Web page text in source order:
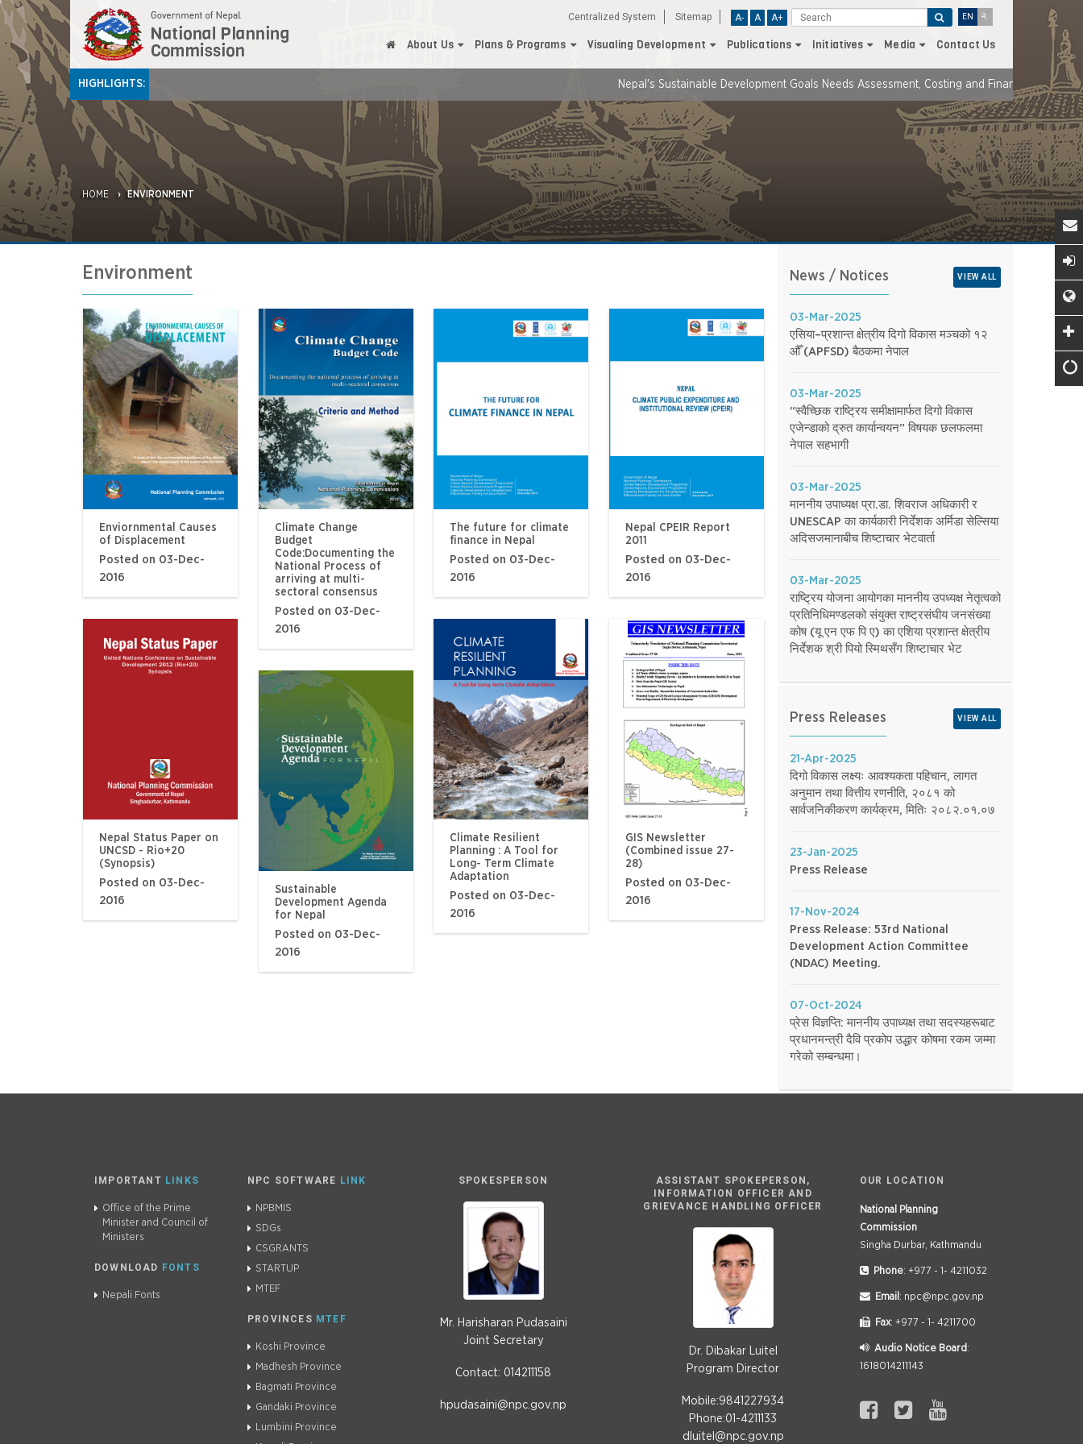
About Us Plans & Programs Visualing Development Publications Initiatives Media Contact Us
Centralized System Sitemap A- A A+ EN ने.
HIGHLIGHTS: Nepal's Sustainable Development Goals Needs Assessment, Costing and Financing Strategy: An
HOME ENVIRONMENT
Environment
Enviornmental Causes
of Displacement
Posted on 03-Dec-
2016
Climate Change
Budget
Code:Documenting the
National Process of
arriving at multi-
sectoral consensus
Posted on 03-Dec-
2016
The future for climate
finance in Nepal
Posted on 03-Dec-
2016
Nepal CPEIR Report
2011
Posted on 03-Dec-
2016
Nepal Status Paper on
UNCSD - Rio+20
(Synopsis)
Posted on 03-Dec-
2016
Climate Resilient
Planning : A Tool for
Long- Term Climate
Adaptation
Posted on 03-Dec-
2016
GIS Newsletter
(Combined issue 27-
28)
Posted on 03-Dec-
2016
Sustainable
Development Agenda
for Nepal
Posted on 03-Dec-
2016
VIEW ALL
News / Notices
03-Mar-2025
एसिया–प्रशान्त क्षेत्रीय दिगो विकास मञ्चको १२
औँ (APFSD) बैठकमा नेपाल
03-Mar-2025
“स्वैच्छिक राष्ट्रिय समीक्षामार्फत दिगो विकास
एजेन्डाको द्रुत कार्यान्वयन” विषयक छलफलमा
नेपाल सहभागी
03-Mar-2025
माननीय उपाध्यक्ष प्रा.डा. शिवराज अधिकारी र
UNESCAP का कार्यकारी निर्देशक अर्मिडा सेल्सिया
अदिसजमानाबीच शिष्टाचार भेटवार्ता
03-Mar-2025
राष्ट्रिय योजना आयोगका माननीय उपध्यक्ष नेतृत्वको
प्रतिनिधिमण्डलको संयुक्त राष्ट्रसंघीय जनसंख्या
कोष (यू एन एफ पि ए) का एशिया प्रशान्त क्षेत्रीय
निर्देशक श्री पियो स्मिथसँग शिष्टाचार भेट
VIEW ALL
Press Releases
21-Apr-2025
दिगो विकास लक्ष्यः आवश्यकता पहिचान, लागत
अनुमान तथा वित्तीय रणनीति, २०८१ को
सार्वजनिकीकरण कार्यक्रम, मितिः २०८२.०१.०७
23-Jan-2025
Press Release
17-Nov-2024
Press Release: 53rd National
Development Action Committee
(NDAC) Meeting.
07-Oct-2024
प्रेस विज्ञप्ति: माननीय उपाध्यक्ष तथा सदस्यहरूबाट
प्रधानमन्त्री दैवि प्रकोप उद्धार कोषमा रकम जम्मा
गरेको सम्बन्धमा।
IMPORTANT LINKS
Office of the Prime
Minister and Council of
Ministers
DOWNLOAD FONTS
Nepali Fonts
NPC SOFTWARE LINK
NPBMIS
SDGs
CSGRANTS
STARTUP
MTEF
PROVINCES MTEF
Koshi Province
Madhesh Province
Bagmati Province
Gandaki Province
Lumbini Province
SPOKESPERSON
Mr. Harisharan Pudasaini
Joint Secretary
Contact: 014211158
hpudasaini@npc.gov.np
ASSISTANT SPOKEPERSON,
INFORMATION OFFICER AND
GRIEVANCE HANDLING OFFICER
Dr. Dibakar Luitel
Program Director
Mobile:9841227934
Phone:01-4211133
dluitel@npc.gov.np
OUR LOCATION
National Planning
Commission
Singha Durbar, Kathmandu
Phone: +977 - 1- 4211032
Email : npc@npc.gov.np
Fax: +977 - 1- 4211700
Audio Notice Board :
1618014211143